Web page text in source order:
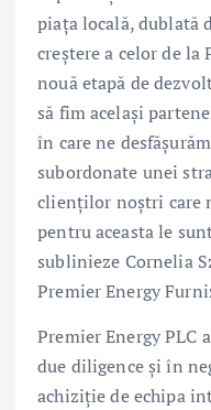
piața locală, dublată
creștere a celor de
nouă etapă de
să fim același
în care ne
subordonate unei
clienților noștri care
pentru aceasta le
sublinieze Cornelia
Premier Energy
Premier Energy PLC
due diligence și în
achiziție de echipa